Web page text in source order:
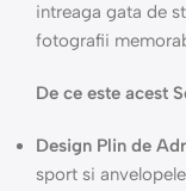
intreaga gata de
fotografii
De ce este acest
Design Plin de
sport si